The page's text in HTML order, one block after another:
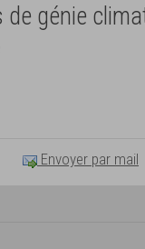
génie
Envoyer par mail